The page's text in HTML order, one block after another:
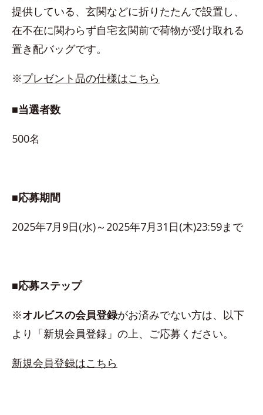
提供している、玄関などに折りたたんで設置し、
在不在に関わらず自宅玄関前で荷物が受け取れる
置き配バッグです。
※プレゼント品の仕様はこちら
■当選者数
500名
■応募期間
2025年7月9日(水)～2025年7月31日(木)23:59まで
■応募ステップ
※オルビスの会員登録がお済みでない方は、以下
より「新規会員登録」の上、ご応募ください。
新規会員登録はこちら